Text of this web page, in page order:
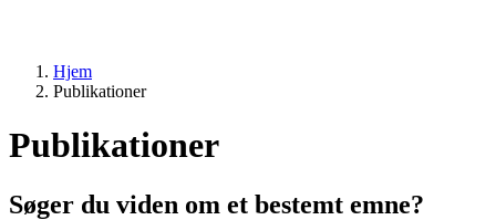
Hjem
Publikationer
Publikationer
Søger du viden om et bestemt emne?